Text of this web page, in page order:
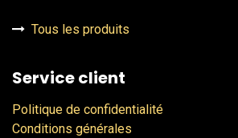
Tous les produits
Service client
Politique de confidentialité
Conditions générales